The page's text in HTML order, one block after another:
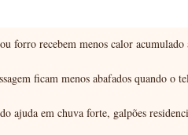
forro recebem menos calor
ficam menos abafados quando o
ajuda em chuva forte, galpões